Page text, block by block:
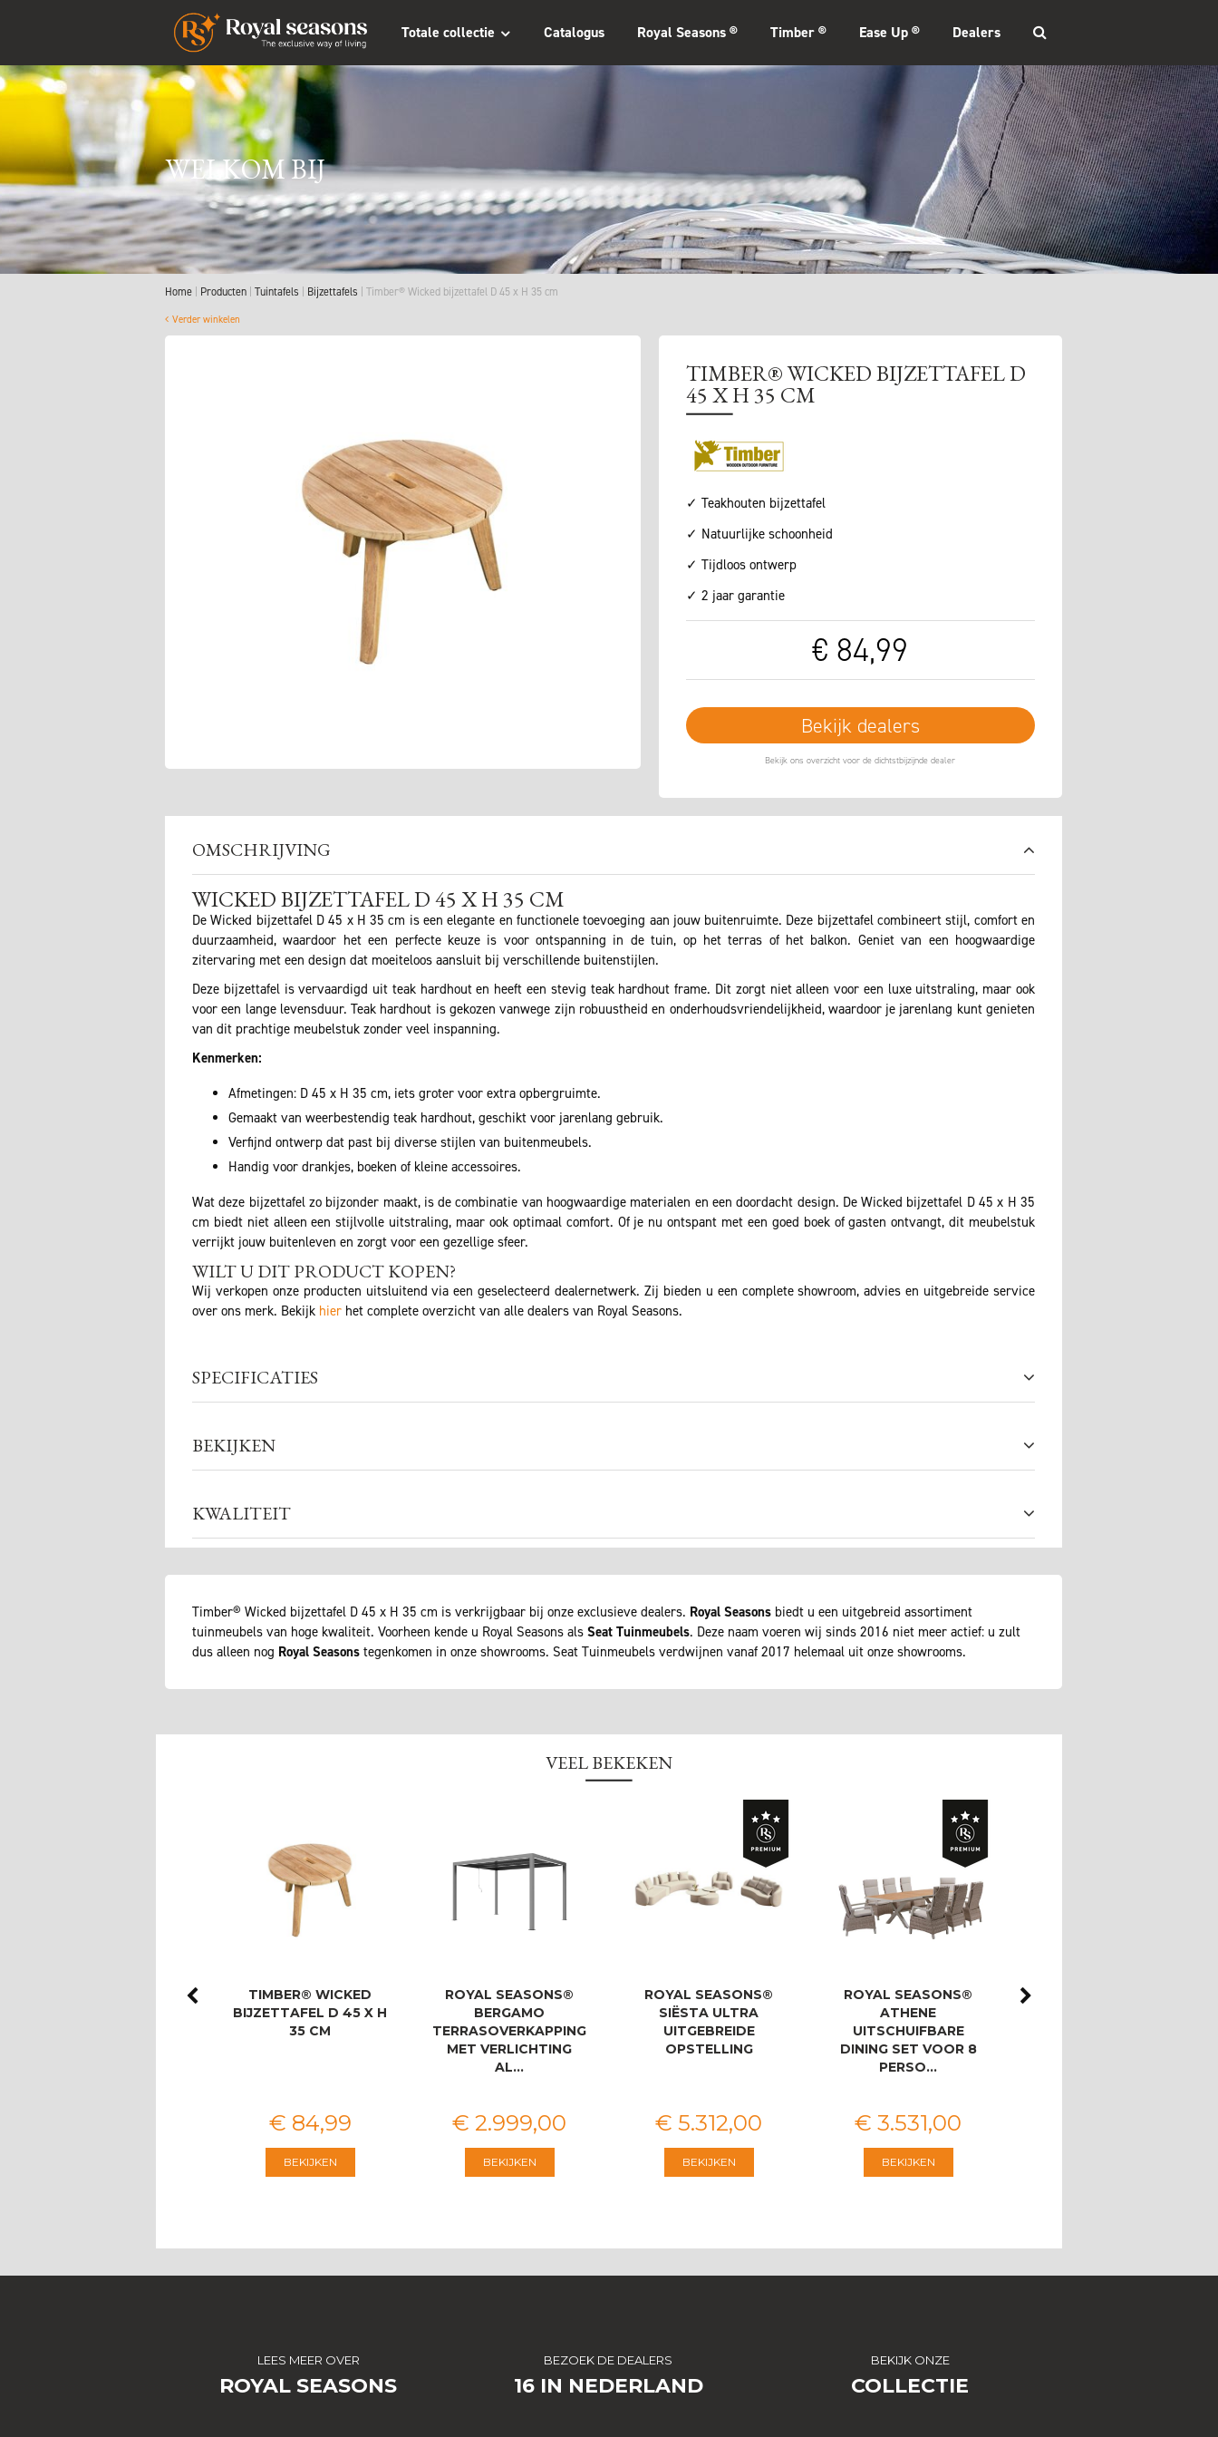
Totale collectie Catalogus Royal Seasons ® Timber ® Ease Up ® Dealers
WELKOM BIJ
Home Producten Tuintafels Bijzettafels Timber® Wicked bijzettafel D 45 x H 35 cm
Verder winkelen
TIMBER® WICKED BIJZETTAFEL D
45 X H 35 CM
✓ Teakhouten bijzettafel
✓ Natuurlijke schoonheid
✓ Tijdloos ontwerp
✓ 2 jaar garantie
€ 84,99
Bekijk dealers
OMSCHRIJVING
WICKED BIJZETTAFEL D 45 X H 35 CM
De Wicked bijzettafel D 45 x H 35 cm is een elegante en functionele toevoeging aan jouw buitenruimte. Deze bijzettafel combineert stijl, comfort en
duurzaamheid, waardoor het een perfecte keuze is voor ontspanning in de tuin, op het terras of het balkon. Geniet van een hoogwaardige
zitervaring met een design dat moeiteloos aansluit bij verschillende buitenstijlen.
Deze bijzettafel is vervaardigd uit teak hardhout en heeft een stevig teak hardhout frame. Dit zorgt niet alleen voor een luxe uitstraling, maar ook
voor een lange levensduur. Teak hardhout is gekozen vanwege zijn robuustheid en onderhoudsvriendelijkheid, waardoor je jarenlang kunt genieten
van dit prachtige meubelstuk zonder veel inspanning.
Kenmerken:
Afmetingen: D 45 x H 35 cm, iets groter voor extra opbergruimte.
Gemaakt van weerbestendig teak hardhout, geschikt voor jarenlang gebruik.
Verfijnd ontwerp dat past bij diverse stijlen van buitenmeubels.
Handig voor drankjes, boeken of kleine accessoires.
Wat deze bijzettafel zo bijzonder maakt, is de combinatie van hoogwaardige materialen en een doordacht design. De Wicked bijzettafel D 45 x H 35
cm biedt niet alleen een stijlvolle uitstraling, maar ook optimaal comfort. Of je nu ontspant met een goed boek of gasten ontvangt, dit meubelstuk
verrijkt jouw buitenleven en zorgt voor een gezellige sfeer.
WILT U DIT PRODUCT KOPEN?
Wij verkopen onze producten uitsluitend via een geselecteerd dealernetwerk. Zij bieden u een complete showroom, advies en uitgebreide service
over ons merk. Bekijk hier het complete overzicht van alle dealers van Royal Seasons.
SPECIFICATIES
BEKIJKEN
KWALITEIT
Timber® Wicked bijzettafel D 45 x H 35 cm is verkrijgbaar bij onze exclusieve dealers. Royal Seasons biedt u een uitgebreid assortiment
tuinmeubels van hoge kwaliteit. Voorheen kende u Royal Seasons als Seat Tuinmeubels. Deze naam voeren wij sinds 2016 niet meer actief: u zult
dus alleen nog Royal Seasons tegenkomen in onze showrooms. Seat Tuinmeubels verdwijnen vanaf 2017 helemaal uit onze showrooms.
VEEL BEKEKEN
TIMBER® WICKED
BIJZETTAFEL D 45 X H
35 CM
€ 84,99
BEKIJKEN
ROYAL SEASONS®
BERGAMO
TERRASOVERKAPPING
MET VERLICHTING
AL…
€ 2.999,00
BEKIJKEN
ROYAL SEASONS®
SIËSTA ULTRA
UITGEBREIDE
OPSTELLING
€ 5.312,00
BEKIJKEN
ROYAL SEASONS®
ATHENE
UITSCHUIFBARE
DINING SET VOOR 8
PERSO…
€ 3.531,00
BEKIJKEN
LEES MEER OVER
ROYAL SEASONS
BEKIJK ONZE
COLLECTIE
BEZOEK DE DEALERS
16 IN NEDERLAND